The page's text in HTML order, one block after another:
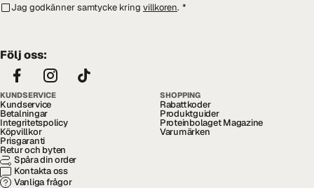
Jag godkänner samtycke kring villkoren. *
Följ oss:
KUNDSERVICE
Kundservice
Betalningar
Integritetspolicy
Köpvillkor
Prisgaranti
Retur och byten
Spåra din order
Kontakta oss
Vanliga frågor
SHOPPING
Rabattkoder
Produktguider
Proteinbolaget Magazine
Varumärken